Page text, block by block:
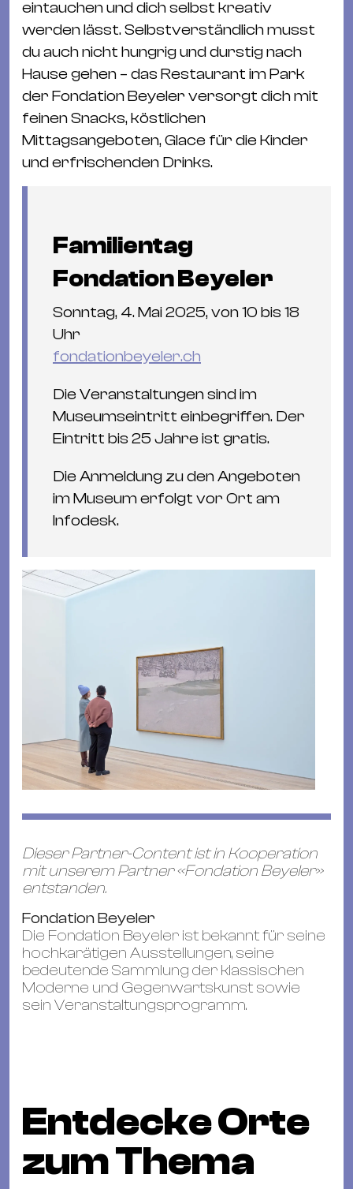
eintauchen und dich selbst kreativ
werden lässt. Selbstverständlich musst
du auch nicht hungrig und durstig nach
Hause gehen – das Restaurant im Park
der Fondation Beyeler versorgt dich mit
feinen Snacks, köstlichen
Mittagsangeboten, Glace für die Kinder
und erfrischenden Drinks.
Familientag
Fondation Beyeler
Sonntag, 4. Mai 2025, von 10 bis 18
Uhr
fondationbeyeler.ch
Die Veranstaltungen sind im
Museumseintritt einbegriffen. Der
Eintritt bis 25 Jahre ist gratis.
Die Anmeldung zu den Angeboten
im Museum erfolgt vor Ort am
Infodesk.
Dieser Partner-Content ist in Kooperation
mit unserem Partner «Fondation Beyeler»
entstanden.
Fondation Beyeler
Die Fondation Beyeler ist bekannt für seine
hochkarätigen Ausstellungen, seine
bedeutende Sammlung der klassischen
Moderne und Gegenwartskunst sowie
sein Veranstaltungsprogramm.
Entdecke Orte
zum Thema